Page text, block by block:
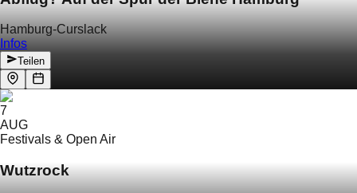
Hamburg-Curslack
Infos
Teilen
7
AUG
Festivals & Open Air
Wutzrock